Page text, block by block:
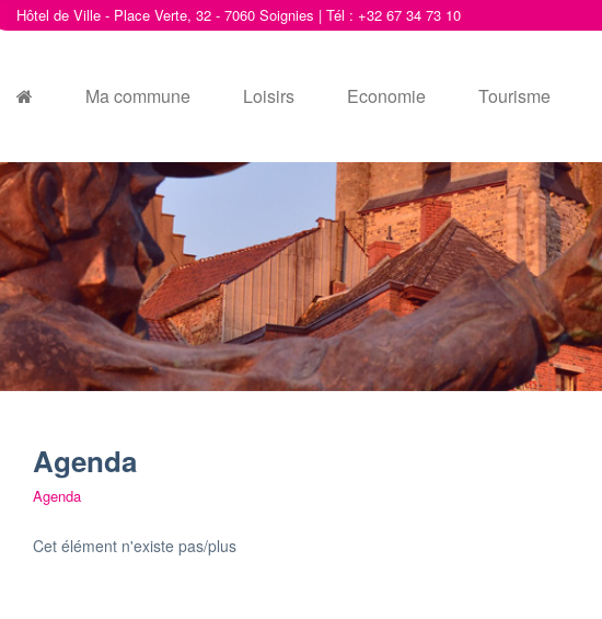
Hôtel de Ville - Place Verte, 32 - 7060 Soignies | Tél : +32 67 34 73 10
Ma commune Loisirs Economie Tourisme
Agenda
Agenda
Cet élément n'existe pas/plus